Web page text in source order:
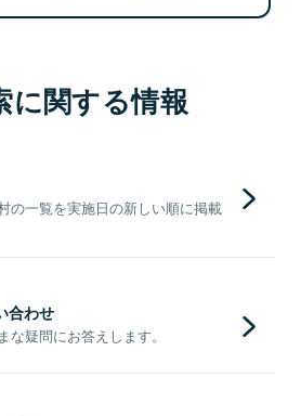
に関する情報
の一覧を実施日の新しい順に掲載
合わせ
疑問にお答えします。